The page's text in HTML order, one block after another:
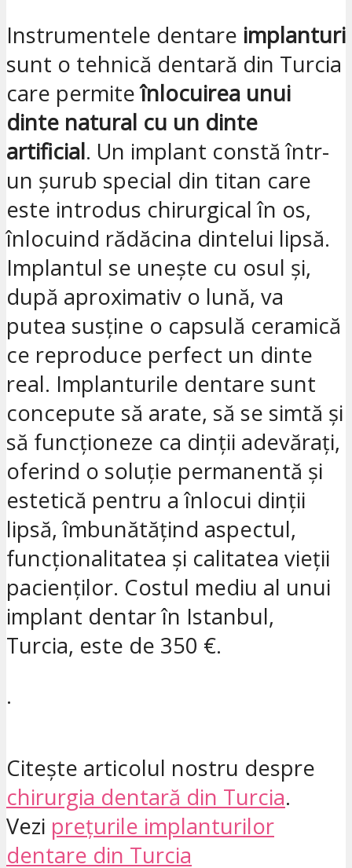
Instrumentele dentare implanturi
sunt o tehnică dentară din Turcia
care permiteînlocuirea unui
dinte natural cu un dinte
artificial. Un implant constă într-
un șurub special din titan care
este introdus chirurgical în os,
înlocuind rădăcina dintelui lipsă.
Implantul se unește cu osul și,
după aproximativ o lună, va
putea susține o capsulă ceramică
ce reproduce perfect un dinte
real. Implanturile dentare sunt
concepute să arate, să se simtă și
să funcționeze ca dinții adevărați,
oferind o soluție permanentă și
estetică pentru a înlocui dinții
lipsă, îmbunătățind aspectul,
funcționalitatea și calitatea vieții
pacienților. Costul mediu al unui
implant dentar în Istanbul,
Turcia, este de 350 €.
.
Citește articolul nostru despre
chirurgia dentară din Turcia.
Vezi prețurile implanturilor
dentare din Turcia